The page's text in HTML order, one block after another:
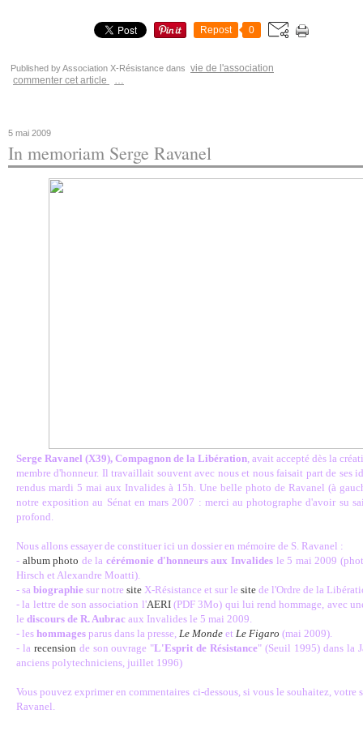
Repost 0
Published by Association X-Résistance dans vie de l'association
commenter cet article
…
5 mai 2009
In memoriam Serge Ravanel
Serge Ravanel (X39), Compagnon de la Libération, avait accepté dès la
membre d'honneur. Il travaillait souvent avec nous et nous faisait part de ses
rendus mardi 5 mai aux Invalides à 15h. Une belle photo de Ravanel (à
notre exposition au Sénat en mars 2007 : merci au photographe d'avoir su
profond.
Nous allons essayer de constituer ici un dossier en mémoire de S. Ravanel :
- album photo de lacérémonie d'honneurs aux Invalides le 5 mai 2009
Hirsch et Alexandre Moatti).
- sa biographie sur notre site X-Résistance et sur le site de l'Ordre de la
- la lettre de son association l'AERI(PDF 3Mo) qui lui rend hommage, avec
le discours de R. Aubrac aux Invalides le 5 mai 2009.
- les hommages parus dans la presse, Le Monde et Le Figaro (mai 2009).
- la recension de son ouvrage "L'Esprit de Résistance" (Seuil 1995) dans la
anciens polytechniciens, juillet 1996)
Vous pouvez exprimer en commentaires ci-dessous, si vous le souhaitez, votre
Ravanel.